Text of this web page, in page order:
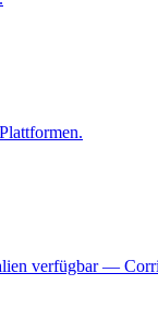
verfügbar —